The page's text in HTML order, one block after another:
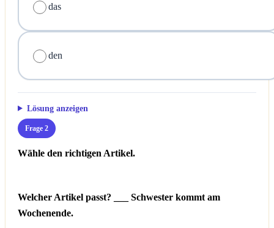
das
den
Lösung anzeigen
Frage 2
Wähle den richtigen Artikel.
Welcher Artikel passt? ___ Schwester kommt am
Wochenende.